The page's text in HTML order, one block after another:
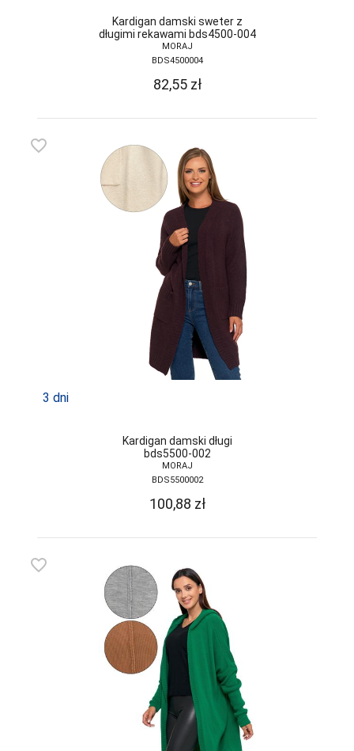
DONNA BC
DOROTA
DUET
ELDAR
EWANA
EWLON
FERNAND PERIL
FIORE
FUN-POL
FUNNY-DAY
GAIA
GAJATEX
GATTA
GIERNAT
GIULIA
GOLDEN LADY
GONA
GORSENIA
GORTEKS
GRACYA
GRAMARK
Kardigan damski sweter z
długimi rekawami bds4500-004
MORAJ
BDS4500004
82,55 zł
favorite_border
3 dni
Kardigan damski długi
bds5500-002
MORAJ
BDS5500002
100,88 zł
favorite_border